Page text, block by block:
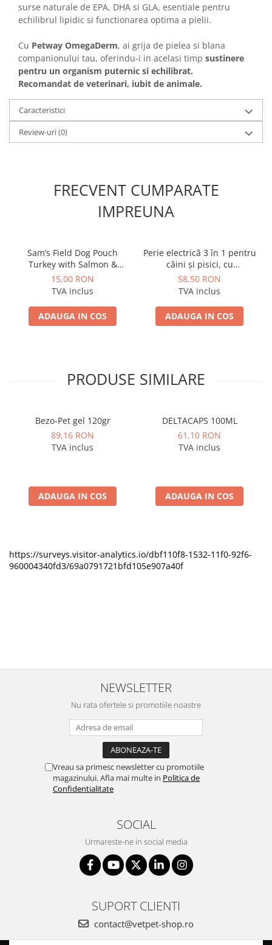
surse naturale de EPA, DHA si GLA, esentiale pentru
echilibrul lipidic si functionarea optima a pielii.
Cu Petway OmegaDerm, ai grija de pielea si blana
companionului tau, oferindu-i in acelasi timp sustinere
pentru un organism puternic si echilibrat.
Recomandat de veterinari, iubit de animale.
Caracteristici
Review-uri(0)
FRECVENT CUMPARATE
IMPREUNA
Sam’s Field Dog Pouch
Turkey with Salmon &
Linseed Oil for Puppy 260 g
– Hrană umedă completă
15,00 RON
TVA inclus
ADAUGA IN COS
Perie electrică 3 în 1 pentru
câini și pisici, cu
pulverizare fină, masaj,
autocurățare și încărcare
58,50 RON
TVA inclus
ADAUGA IN COS
PRODUSE SIMILARE
Bezo-Pet gel 120gr
89,16 RON
TVA inclus
ADAUGA IN COS
DELTACAPS 100ML
61,10 RON
TVA inclus
ADAUGA IN COS
https://surveys.visitor-analytics.io/dbf110f8-1532-11f0-92f6-
960004340fd3/69a0791721bfd105e907a40f
NEWSLETTER
Nu rata ofertele si promotiile noastre
Vreau sa primesc newsletter cu promotiile
magazinului. Afla mai multe in Politica de
Confidentialitate
SOCIAL
Urmareste-ne in social media
SUPORT CLIENTI
contact@vetpet-shop.ro